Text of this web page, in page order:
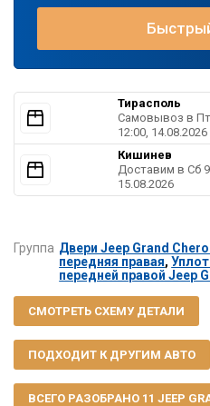
Тирасполь
Самовывоз в Пт
12:00, 14.08.2026
Кишинев
Доставим в Cб
15.08.2026
Группа Двери Jeep Grand
передняя правая,
передней правой Jeep
СМОТРЕТЬ СХЕМУ ДЕТАЛИ
ПОДХОДИТ К ДРУГИМ АВТО
ВСЕГО РАЗОБРАНО 11 JEEP